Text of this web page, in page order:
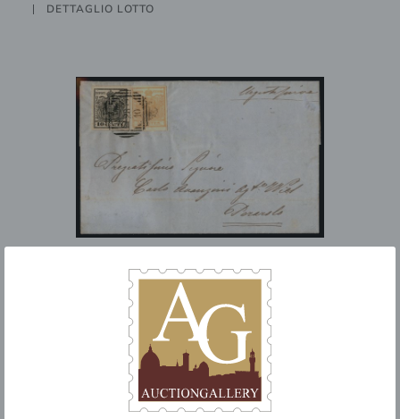
DETTAGLIO LOTTO
Antichi Stati Italiani
Lombardo Veneto